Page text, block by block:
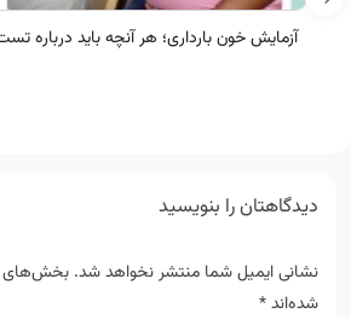
آزمایش خون بارداری؛ هر آنچه باید درباره تست
دیدگاهتان را بنویسید
نشانی ایمیل شما منتشر نخواهد شد. بخش‌های
شده‌اند*